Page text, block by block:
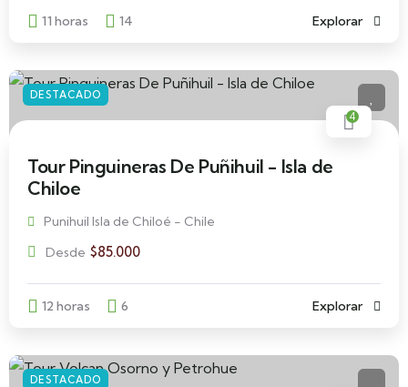
11 horas 14 Explorar
DESTACADO
4
Tour Pinguineras De Puñihuil - Isla de
Chiloe
Punihuil Isla de Chiloé - Chile
Desde $85.000
12 horas 6 Explorar
DESTACADO